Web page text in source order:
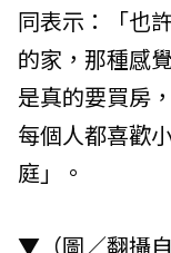
同表示：「也
的家，那種感
是真的要買房
每個人都喜歡
庭」。
▼（圖／翻攝自